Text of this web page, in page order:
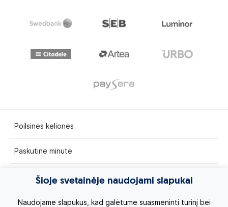
Poilsinės kelionės
Paskutinė minutė
Egzotinės kelionės
Kruizai
Šioje svetainėje naudojami slapukai
Naudojame slapukus, kad galėtume suasmeninti turinį bei